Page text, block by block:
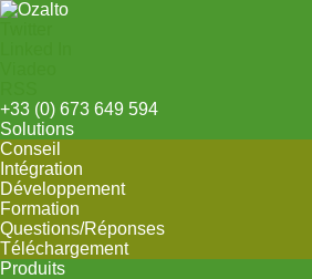
+33 (0) 673 649 594
Solutions
Conseil
Intégration
Développement
Formation
Questions/Réponses
Téléchargement
Produits